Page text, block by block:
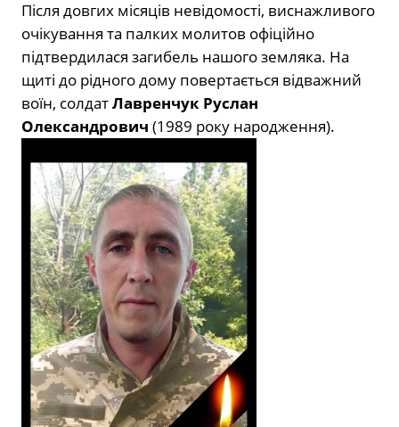
Після довгих місяців невідомості, виснажливого
очікування та палких молитов офіційно
підтвердилася загибель нашого земляка. На
щиті до рідного дому повертається відважний
воїн, солдатЛавренчук Руслан
Олександрович (1989 року народження).